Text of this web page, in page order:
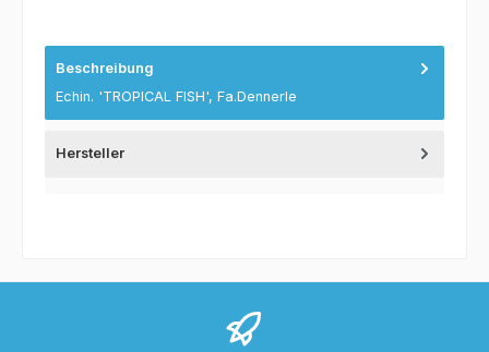
Beschreibung
Echin. 'TROPICAL FISH', Fa.Dennerle
Hersteller